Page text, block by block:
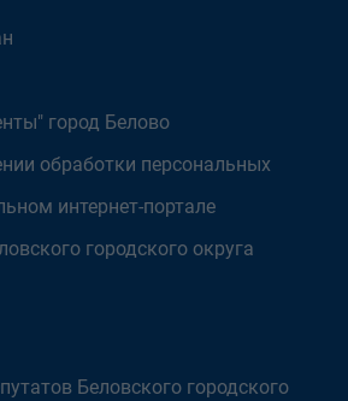
город Белово
обработки персональных
интернет-портале
городского округа
Беловского городского